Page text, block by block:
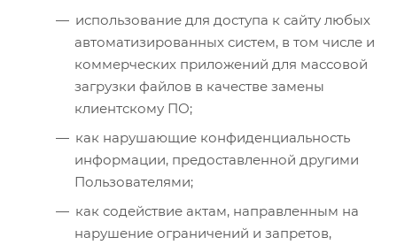
использование для доступа к сайту любых
автоматизированных систем, в том числе и
коммерческих приложений для массовой
загрузки файлов в качестве замены
клиентскому ПО;
как нарушающие конфиденциальность
информации, предоставленной другими
Пользователями;
как содействие актам, направленным на
нарушение ограничений и запретов,